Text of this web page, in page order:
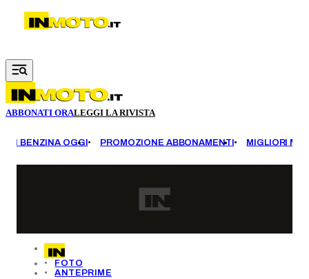
Vai al contenuto principale
ABBONATI ORALEGGI LA RIVISTA
BENZINA OGGI PROMOZIONE ABBONAMENTI MIGLIORI
FOTO
ANTEPRIME